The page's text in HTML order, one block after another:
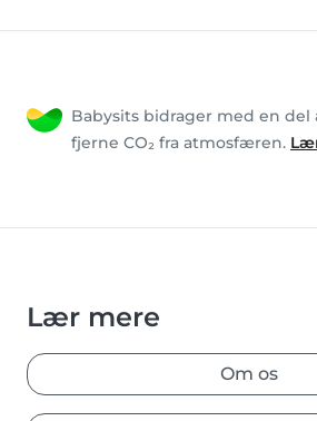
Babysits bidrager med en
fjerne CO₂ fra atmosfæren.
Lær mere
Om os